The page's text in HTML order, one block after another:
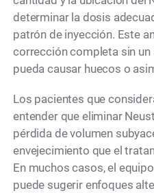
determinar la dosis
patrón de inyección. Este
corrección completa sin
pueda causar huecos o
Los pacientes que
entender que eliminar
pérdida de volumen
envejecimiento que el
En muchos casos, el
puede sugerir enfoques